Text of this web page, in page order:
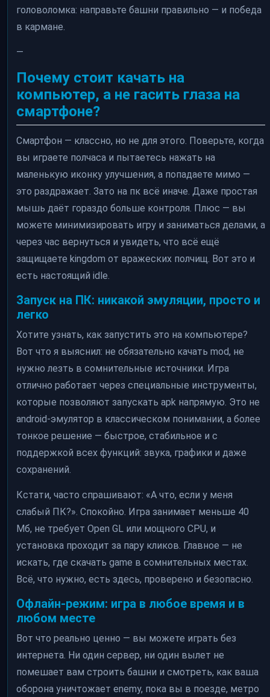
головоломка: направьте башни правильно — и победа
в кармане.
—
Почему стоит качать на
компьютер, а не гасить глаза на
смартфоне?
Смартфон — классно, но не для этого. Поверьте, когда
вы играете полчаса и пытаетесь нажать на
маленькую иконку улучшения, а попадаете мимо —
это раздражает. Зато на пк всё иначе. Даже простая
мышь даёт гораздо больше контроля. Плюс — вы
можете минимизировать игру и заниматься делами, а
через час вернуться и увидеть, что всё ещё
защищаете kingdom от вражеских полчищ. Вот это и
есть настоящий idle.
Запуск на ПК: никакой эмуляции, просто и
легко
Хотите узнать, как запустить это на компьютере?
Вот что я выяснил: не обязательно качать mod, не
нужно лезть в сомнительные источники. Игра
отлично работает через специальные инструменты,
которые позволяют запускать apk напрямую. Это не
android-эмулятор в классическом понимании, а более
тонкое решение — быстрое, стабильное и с
поддержкой всех функций: звука, графики и даже
сохранений.
Кстати, часто спрашивают: «А что, если у меня
слабый ПК?». Спокойно. Игра занимает меньше 40
Мб, не требует Open GL или мощного CPU, и
установка проходит за пару кликов. Главное — не
искать, где скачать game в сомнительных местах.
Всё, что нужно, есть здесь, проверено и безопасно.
Офлайн-режим: игра в любое время и в
любом месте
Вот что реально ценно — вы можете играть без
интернета. Ни один сервер, ни один вылет не
помешает вам строить башни и смотреть, как ваша
оборона уничтожает enemy, пока вы в поезде, метро